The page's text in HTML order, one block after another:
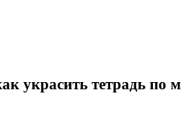
украсить тетрадь по